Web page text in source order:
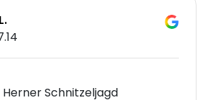
Schnitzeljagd